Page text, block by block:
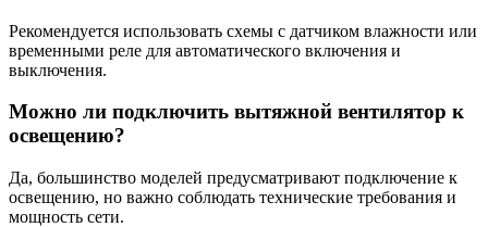
Рекомендуется использовать схемы с датчиком влажности или
временными реле для автоматического включения и
выключения.
Можно ли подключить вытяжной вентилятор к
освещению?
Да, большинство моделей предусматривают подключение к
освещению, но важно соблюдать технические требования и
мощность сети.